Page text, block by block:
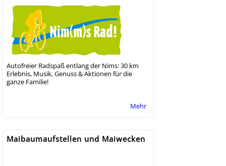
Autofreier Radspaß entlang der Nims: 30 km
Erlebnis, Musik, Genuss & Aktionen für die
ganze Familie!
Mehr
Maibaumaufstellen und Maiwecken